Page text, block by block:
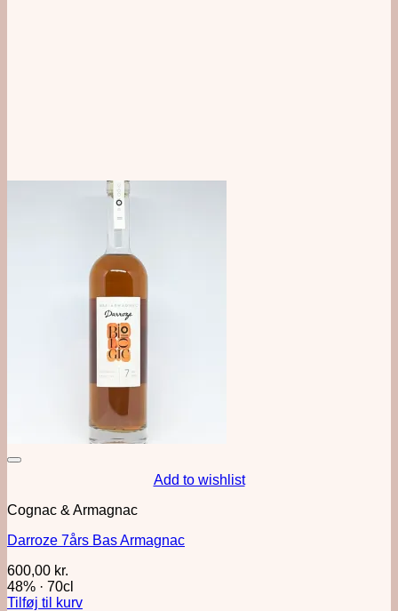
Add to wishlist
Cognac & Armagnac
Darroze 7års Bas Armagnac
600,00 kr.
48% · 70cl
Tilføj til kurv